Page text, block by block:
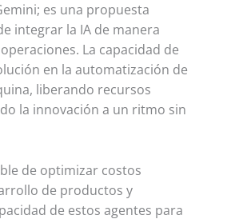
es una propuesta
integrar la IA de manera
La capacidad de
en la automatización de
liberando recursos
la innovación a un ritmo sin
de optimizar costos
de productos y
de estos agentes para